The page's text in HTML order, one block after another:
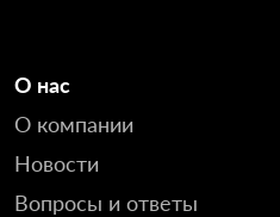
О нас
О компании
Новости
Вопросы и ответы